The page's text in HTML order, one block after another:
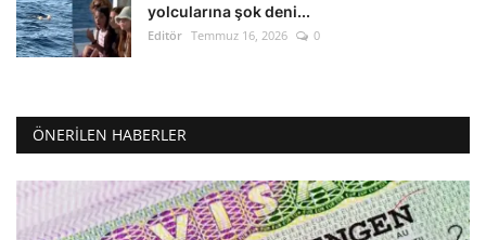
yolcularına şok deni...
Editör Temmuz 16, 2026 0
ÖNERILEN HABERLER